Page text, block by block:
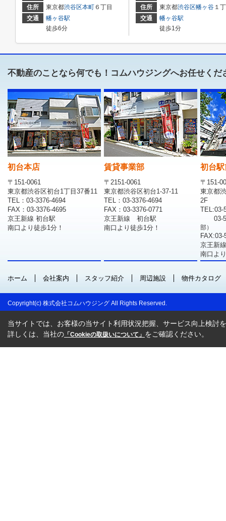
住所
東京都渋谷区本町 ６丁目
交通
幡ヶ谷駅
徒歩6分
住所
東京都渋谷区幡ヶ谷 １
交通
幡ヶ谷駅
徒歩1分
不動産のことなら何でも！コムハウジングへお任せくだ
初台本店
〒151-0061
東京都渋谷区初台1丁目37番11
TEL：03-3376-4694
FAX：03-3376-4695
京王新線 初台駅
南口より徒歩1分！
賃貸事業部
〒2151-0061
東京都渋谷区初台1-37-11
TEL：03-3376-4694
FAX：03-3376-0771
京王新線 初台駅
南口より徒歩1分！
初台
〒151-
東京都
2F
TEL:03-
03-
部）
FAX:03-
京王新
南口よ
ホーム 会社案内 スタッフ紹介 周辺施設 物件カタログ
Copyright(c) 株式会社コムハウジング All Rights Reserved.
当サイトでは、お客様の当サイト利用状況把握、サービス向上検討
詳しくは、当社の 「Cookieの取扱いについて」 をご確認ください。